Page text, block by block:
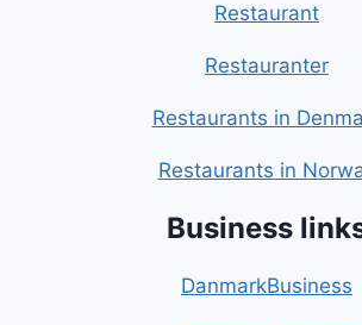
Restaurant
Restauranter
Restaurants in
Restaurants in
Business
DanmarkBusiness